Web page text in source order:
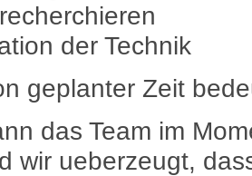
der Technik
geplanter Zeit
das Team im
wir ueberzeugt,